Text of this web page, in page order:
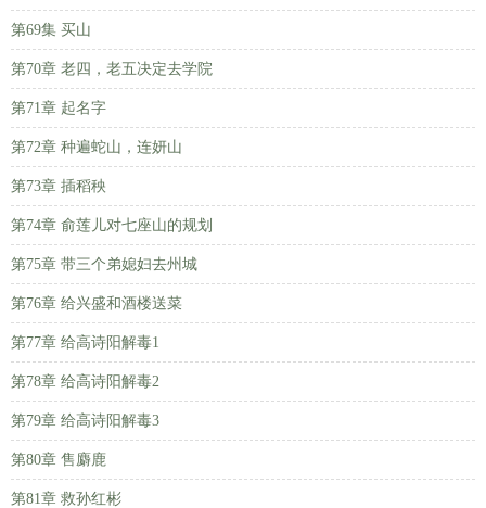
第69集 买山
第70章 老四，老五决定去学院
第71章 起名字
第72章 种遍蛇山，连妍山
第73章 插稻秧
第74章 俞莲儿对七座山的规划
第75章 带三个弟媳妇去州城
第76章 给兴盛和酒楼送菜
第77章 给高诗阳解毒1
第78章 给高诗阳解毒2
第79章 给高诗阳解毒3
第80章 售麝鹿
第81章 救孙红彬